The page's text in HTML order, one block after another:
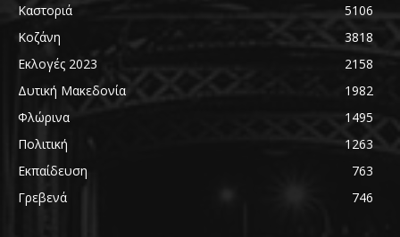
Καστοριά
5106
Κοζάνη
3818
Εκλογές 2023
2158
Δυτική Μακεδονία
1982
Φλώρινα
1495
Πολιτική
1263
Εκπαίδευση
763
Γρεβενά
746